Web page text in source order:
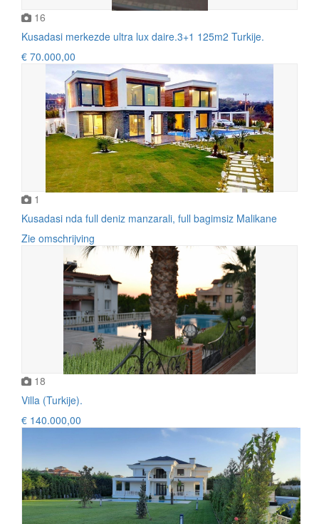
16
Kusadasi merkezde ultra lux daire.3+1 125m2 Turkije.
€ 70.000,00
1
Kusadasi nda full deniz manzarali, full bagimsiz Malikane
Zie omschrijving
18
Villa (Turkije).
€ 140.000,00